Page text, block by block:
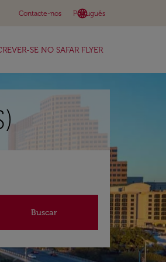
Contacte-nos language
Português
keyboard_arrow_down
SE NO SAFAR FLYER
Buscar